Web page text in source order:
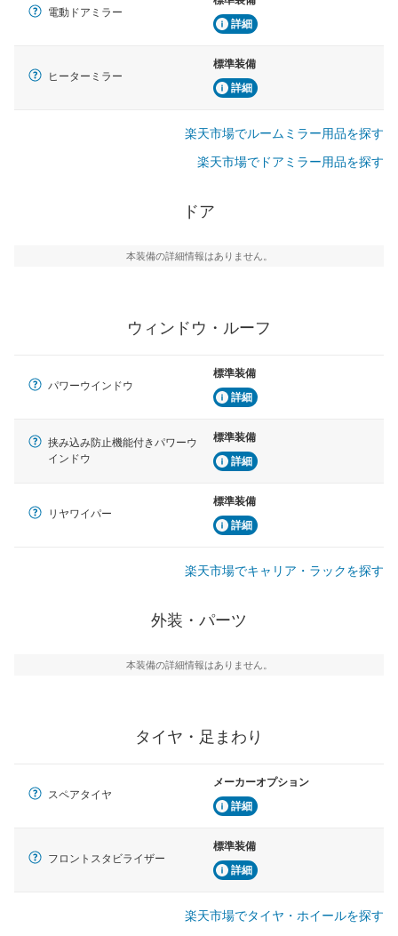
電動ドアミラー
詳細
ヒーターミラー
標準装備
詳細
楽天市場でルームミラー用品を探す
楽天市場でドアミラー用品を探す
ドア
本装備の詳細情報はありません。
ウィンドウ・ルーフ
パワーウインドウ
標準装備
詳細
挟み込み防止機能付きパワーウ
インドウ
標準装備
詳細
リヤワイパー
標準装備
詳細
楽天市場でキャリア・ラックを探す
外装・パーツ
本装備の詳細情報はありません。
タイヤ・足まわり
スペアタイヤ
メーカーオプション
詳細
フロントスタビライザー
標準装備
詳細
楽天市場でタイヤ・ホイールを探す